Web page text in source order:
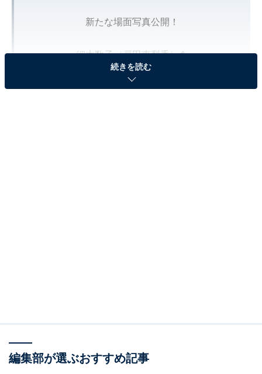
新たな場面写真公開！
細木数子（戸田恵梨香）を
取り巻く個性的な
キャラクターたちにも注目
まず、一番に注目すべきは戸田さんの演技力の高さで
続きを読む
編集部が選ぶおすすめ記事